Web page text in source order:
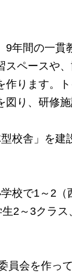
年間の一貫
ペースや
作ります。
り、研修
校舎」を建
校で1～2（
2～3クラ
会を作っ